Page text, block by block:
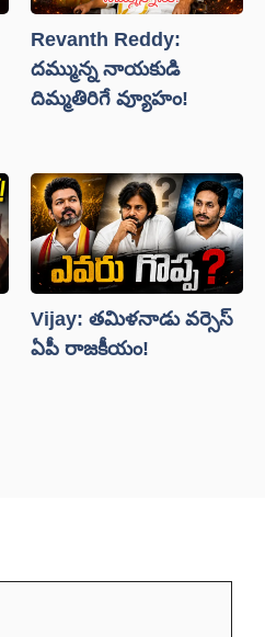
Revanth Reddy:
దమ్మున్న నాయకుడి
దిమ్మతిరిగే వ్యూహం!
Vijay: తమిళనాడు వర్సెస్
ఏపీ రాజకీయం!